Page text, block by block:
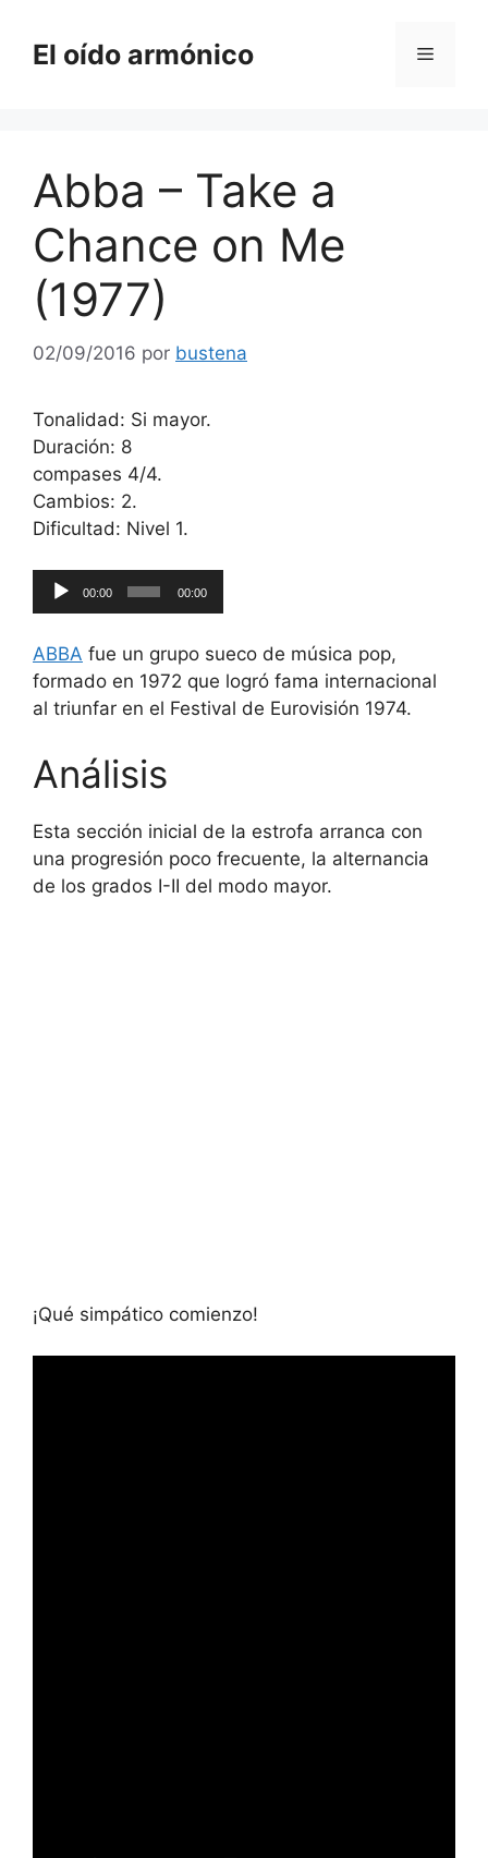
contenido
El oído armónico Menú
Abba – Take a
Chance on Me
(1977)
02/09/2016 por bustena
Tonalidad: Si mayor.
Duración: 8
compases 4/4.
Cambios: 2.
Dificultad: Nivel 1.
Reproductor
de
00:00 00:00
ABBA fue un grupo sueco de música pop,
formado en 1972 que logró fama internacional
al triunfar en el Festival de Eurovisión 1974.
Análisis
Esta sección inicial de la estrofa arranca con
una progresión poco frecuente, la alternancia
de los grados I-II del modo mayor.
¡Qué simpático comienzo!